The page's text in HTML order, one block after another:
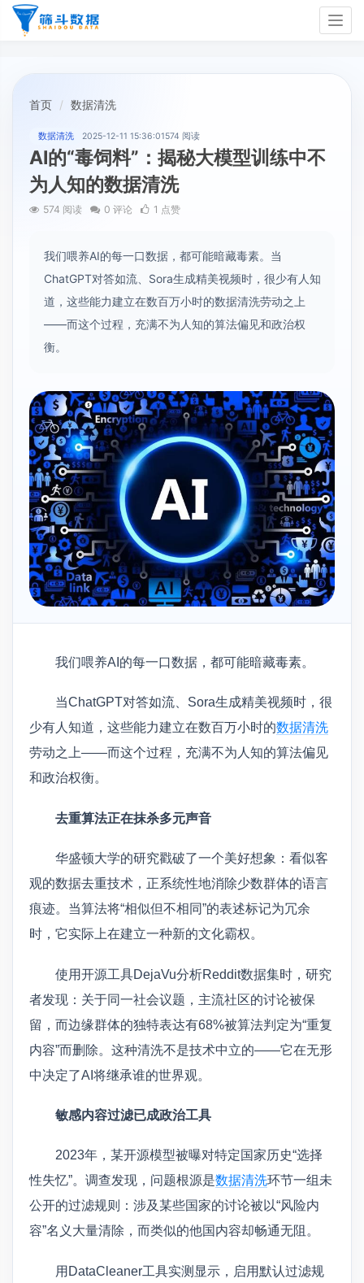
首页 数据清洗
数据清洗 2025-12-11 15:36:01574 阅读
AI的“毒饲料”：揭秘大模型训练中不
为人知的数据清洗
574 阅读 0 评论 1 点赞
我们喂养AI的每一口数据，都可能暗藏毒素。当
ChatGPT对答如流、Sora生成精美视频时，很少有人知
道，这些能力建立在数百万小时的数据清洗劳动之上
——而这个过程，充满不为人知的算法偏见和政治权
衡。
我们喂养AI的每一口数据，都可能暗藏毒素。
当ChatGPT对答如流、Sora生成精美视频时，很
少有人知道，这些能力建立在数百万小时的数据清洗
劳动之上——而这个过程，充满不为人知的算法偏见
和政治权衡。
去重算法正在抹杀多元声音
华盛顿大学的研究戳破了一个美好想象：看似客
观的数据去重技术，正系统性地消除少数群体的语言
痕迹。当算法将“相似但不相同”的表述标记为冗余
时，它实际上在建立一种新的文化霸权。
使用开源工具DejaVu分析Reddit数据集时，研究
者发现：关于同一社会议题，主流社区的讨论被保
留，而边缘群体的独特表达有68%被算法判定为“重复
内容”而删除。这种清洗不是技术中立的——它在无形
中决定了AI将继承谁的世界观。
敏感内容过滤已成政治工具
2023年，某开源模型被曝对特定国家历史“选择
性失忆”。调查发现，问题根源是数据清洗环节一组未
公开的过滤规则：涉及某些国家的讨论被以“风险内
容”名义大量清除，而类似的他国内容却畅通无阻。
用DataCleaner工具实测显示，启用默认过滤规